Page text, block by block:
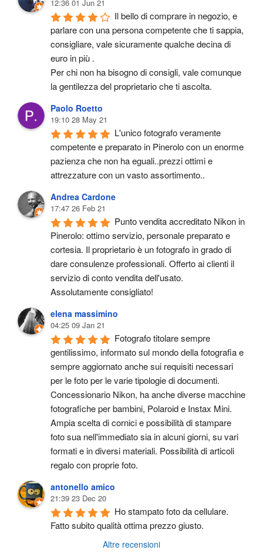
12:36 01 Jun 21
Il bello di comprare in negozio, e
parlare con una persona competente che ti sappia,
consigliare, vale sicuramente qualche decina di
euro in più .
Per chi non ha bisogno di consigli, vale comunque
la gentilezza del proprietario che ti ascolta.
Paolo Roetto
19:10 28 May 21
L'unico fotografo veramente
competente e preparato in Pinerolo con un enorme
pazienza che non ha eguali..prezzi ottimi e
attrezzature con un vasto assortimento..
Andrea Cardone
17:47 26 Feb 21
Punto vendita accreditato Nikon in
Pinerolo: ottimo servizio, personale preparato e
cortesia. Il proprietario è un fotografo in grado di
dare consulenze professionali. Offerto ai clienti il
servizio di conto vendita dell'usato.
Assolutamente consigliato!
elena massimino
04:25 09 Jan 21
Fotografo titolare sempre
gentilissimo, informato sul mondo della fotografia e
sempre aggiornato anche sui requisiti necessari
per le foto per le varie tipologie di documenti.
Concessionario Nikon, ha anche diverse macchine
fotografiche per bambini, Polaroid e Instax Mini.
Ampia scelta di cornici e possibilità di stampare
foto sua nell'immediato sia in alcuni giorni, su vari
formati e in diversi materiali. Possibilità di articoli
regalo con proprie foto.
antonello amico
21:39 23 Dec 20
Ho stampato foto da cellulare.
Fatto subito qualità ottima prezzo giusto.
Altre recensioni